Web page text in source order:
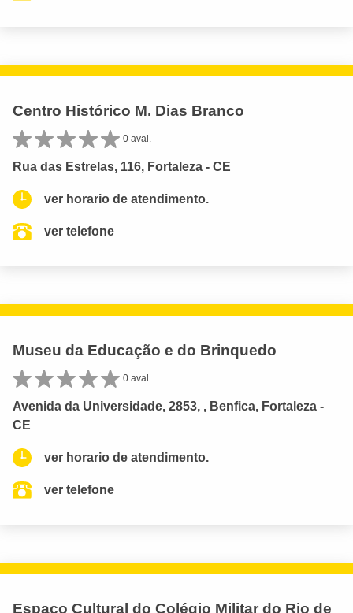
Centro Histórico M. Dias Branco
0 aval.
Rua das Estrelas, 116, Fortaleza - CE
ver horario de atendimento.
ver telefone
Museu da Educação e do Brinquedo
0 aval.
Avenida da Universidade, 2853, , Benfica, Fortaleza -
CE
ver horario de atendimento.
ver telefone
Espaço Cultural do Colégio Militar do Rio de